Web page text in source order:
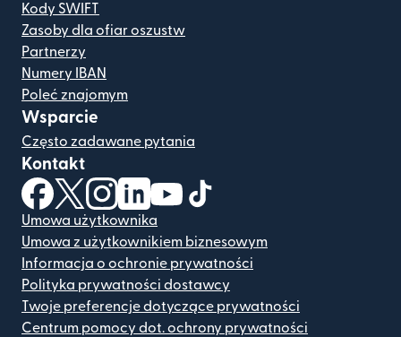
Kody SWIFT
Zasoby dla ofiar oszustw
Partnerzy
Numery IBAN
Poleć znajomym
Wsparcie
Często zadawane pytania
Kontakt
(otwiera się w nowym oknie)
(otwiera się w nowym oknie)
(otwiera się w nowym oknie)
(otwiera się w nowym oknie)
(otwiera się w nowym oknie)
Umowa użytkownika
Umowa z użytkownikiem biznesowym
Informacja o ochronie prywatności
Polityka prywatności dostawcy
Twoje preferencje dotyczące prywatności
Centrum pomocy dot. ochrony prywatności